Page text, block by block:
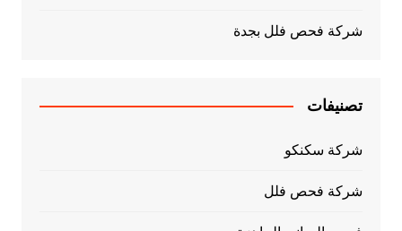
شركة فحص فلل بجدة
تصنيفات
شركة سكنكو
شركة فحص فلل